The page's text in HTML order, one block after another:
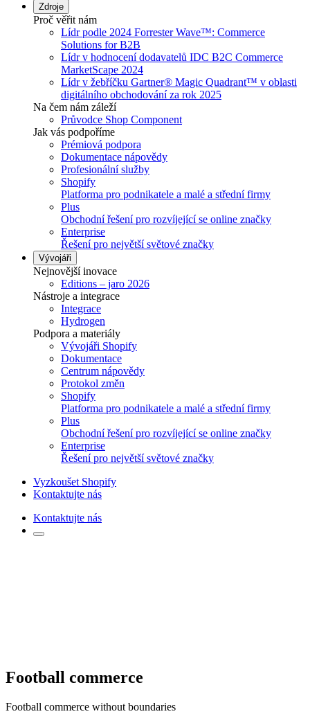
Zdroje
Proč věřit nám
Lídr podle 2024 Forrester Wave™: Commerce
Solutions for B2B
Lídr v hodnocení dodavatelů IDC B2C Commerce
MarketScape 2024
Lídr v žebříčku Gartner® Magic Quadrant™ v oblasti
digitálního obchodování za rok 2025
Na čem nám záleží
Průvodce Shop Component
Jak vás podpoříme
Prémiová podpora
Dokumentace nápovědy
Profesionální služby
Shopify
Platforma pro podnikatele a malé a střední firmy
Plus
Obchodní řešení pro rozvíjející se online značky
Enterprise
Řešení pro největší světové značky
Vývojáři
Nejnovější inovace
Editions – jaro 2026
Nástroje a integrace
Integrace
Hydrogen
Podpora a materiály
Vývojáři Shopify
Dokumentace
Centrum nápovědy
Protokol změn
Shopify
Platforma pro podnikatele a malé a střední firmy
Plus
Obchodní řešení pro rozvíjející se online značky
Enterprise
Řešení pro největší světové značky
Vyzkoušet Shopify
Kontaktujte nás
Kontaktujte nás
Football commerce
Football commerce without boundaries